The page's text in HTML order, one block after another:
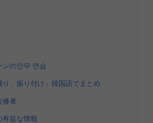
ンの안무 연습
り、振り付け」韓国語でまとめ
修者
益な情報